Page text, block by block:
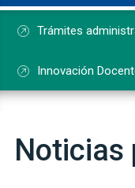
Trámites
Innovación
Noticias